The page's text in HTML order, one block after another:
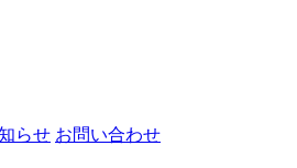
らせ お問い合わせ